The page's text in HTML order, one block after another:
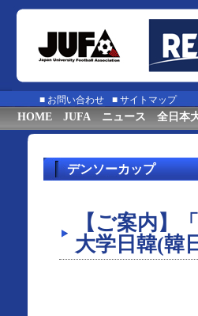
■ お問い合わせ ■ サイトマップ
HOME JUFA ニュース 全日本
デンソーカップ
【ご案内
大学日韓(韓